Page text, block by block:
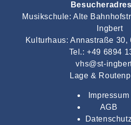
Musikschule: Alte
Ingbert
Kulturhaus: Annastraße 30,
Tel.: +49 6894
vhs@st-
Lage &
Impressum
AGB
Datenschutz